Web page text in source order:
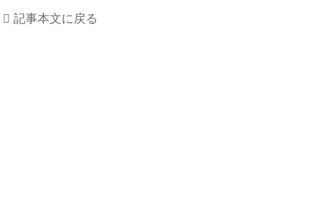
記事本文に戻る